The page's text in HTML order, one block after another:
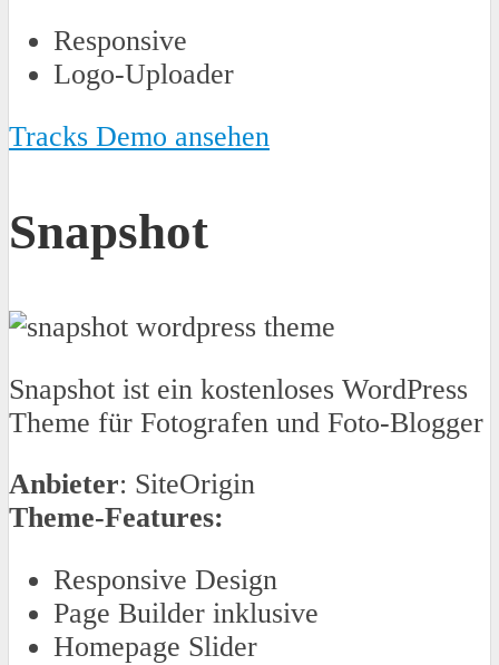
Responsive
Logo-Uploader
Tracks Demo ansehen
Snapshot
Snapshot ist ein kostenloses WordPress
Theme für Fotografen und Foto-Blogger
Anbieter: SiteOrigin
Theme-Features:
Responsive Design
Page Builder inklusive
Homepage Slider